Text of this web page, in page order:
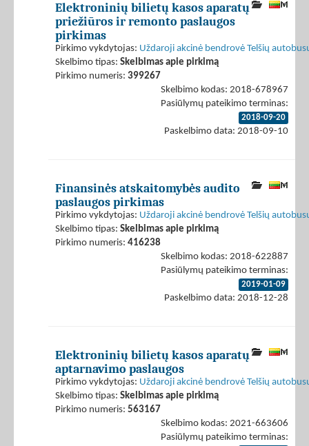
Elektroninių bilietų kasos aparatų
priežiūros ir remonto paslaugos
pirkimas
Pirkimo vykdytojas: Uždaroji akcinė bendrovė Telšių
Skelbimo tipas: Skelbimas apie pirkimą
Pirkimo numeris: 399267
Skelbimo kodas: 2018-678967
Pasiūlymų pateikimo terminas:
2018-09-20
Paskelbimo data: 2018-09-10
Finansinės atskaitomybės audito
paslaugos pirkimas
Pirkimo vykdytojas: Uždaroji akcinė bendrovė Telšių
Skelbimo tipas: Skelbimas apie pirkimą
Pirkimo numeris: 416238
Skelbimo kodas: 2018-622887
Pasiūlymų pateikimo terminas:
2019-01-09
Paskelbimo data: 2018-12-28
Elektroninių bilietų kasos aparatų
aptarnavimo paslaugos
Pirkimo vykdytojas: Uždaroji akcinė bendrovė Telšių
Skelbimo tipas: Skelbimas apie pirkimą
Pirkimo numeris: 563167
Skelbimo kodas: 2021-663606
Pasiūlymų pateikimo terminas: